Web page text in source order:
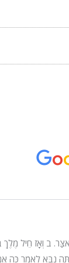
ב וְאָז חֵיל מֶלֶךְ
נִבָּא לֵאמֹר כֹּה